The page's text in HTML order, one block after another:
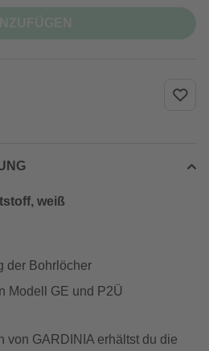
weiß
der Bohrlöcher
Modell GE und P2Ü
von GARDINIA erhältst du die